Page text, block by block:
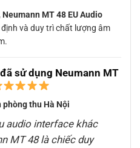
Neumann MT 48 EU Audio
và duy trì chất lượng âm
sử dụng Neumann MT
phòng thu Hà Nội
audio interface khác
MT 48 là chiếc duy